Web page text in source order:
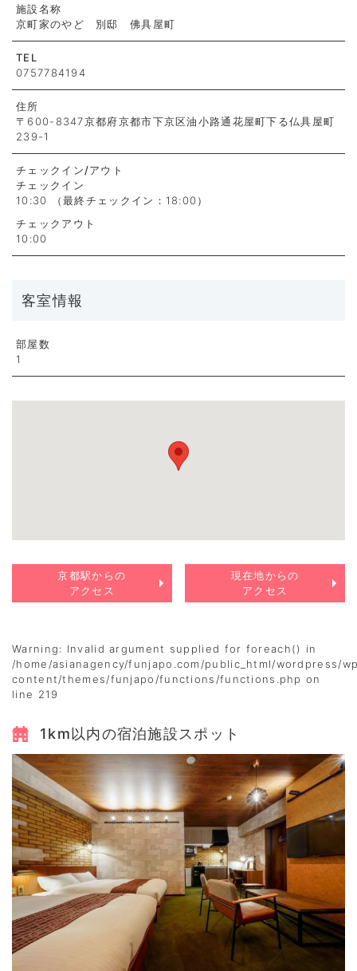
施設名称
京町家のやど 別邸 佛具屋町
TEL
0757784194
住所
〒600-8347京都府京都市下京区油小路通花屋町下る仏具屋町
239-1
チェックイン/アウト
チェックイン
10:30 （最終チェックイン：18:00）
チェックアウト
10:00
客室情報
部屋数
1
京都駅からの
アクセス
現在地からの
アクセス
Warning: Invalid argument supplied for foreach() in
/home/asianagency/funjapo.com/public_html/wordpress/
content/themes/funjapo/functions/functions.php on
line 219
1km以内の宿泊施設スポット